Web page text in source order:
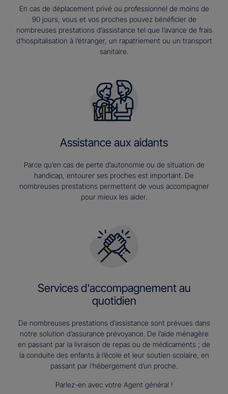
En cas de déplacement privé ou professionnel de moins de
90 jours, vous et vos proches pouvez bénéficier de
nombreuses prestations d’assistance tel que l’avance de frais
d’hospitalisation à l’étranger, un rapatriement ou un transport
sanitaire.
Assistance aux aidants
Parce qu’en cas de perte d’autonomie ou de situation de
handicap, entourer ses proches est important. De
nombreuses prestations permettent de vous accompagner
pour mieux les aider.
Services d'accompagnement au
quotidien
De nombreuses prestations d’assistance sont prévues dans
notre solution d’assurance prévoyance. De l’aide ménagère
en passant par la livraison de repas ou de médicaments ; de
la conduite des enfants à l’école et leur soutien scolaire, en
passant par l’hébergement d’un proche.
Parlez-en avec votre Agent général !